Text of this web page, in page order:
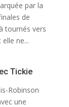
par la
de
tournés vers
ne...
Tickie
Robinson
une